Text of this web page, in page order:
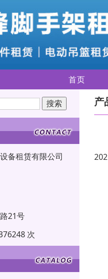
首页
备租赁有限公司
21号
次
产